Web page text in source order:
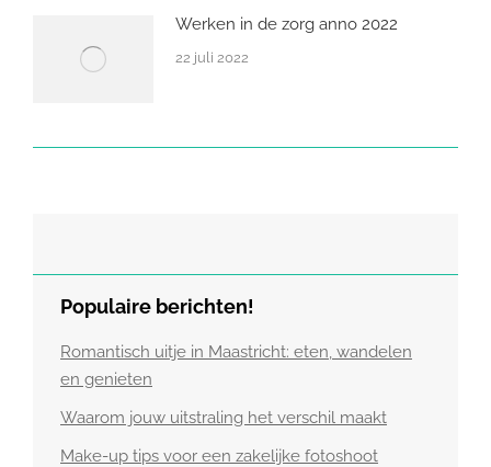
Werken in de zorg anno 2022
22 juli 2022
Populaire berichten!
Romantisch uitje in Maastricht: eten, wandelen
en genieten
Waarom jouw uitstraling het verschil maakt
Make-up tips voor een zakelijke fotoshoot